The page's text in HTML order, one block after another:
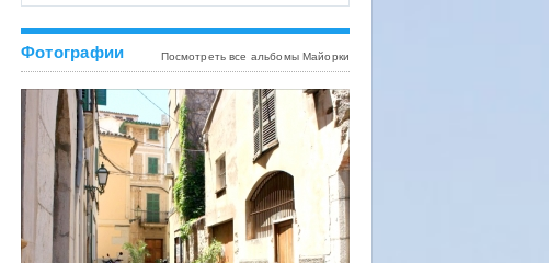
Фотографии Посмотреть все альбомы Майорки